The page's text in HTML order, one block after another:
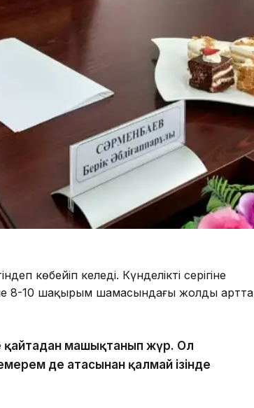
көбейіп келеді. Күнделікті серігіне
8-10 шақырым шамасындағы жолды артта
машықтанып жүр. Ол
де атасынан қалмай ізінде